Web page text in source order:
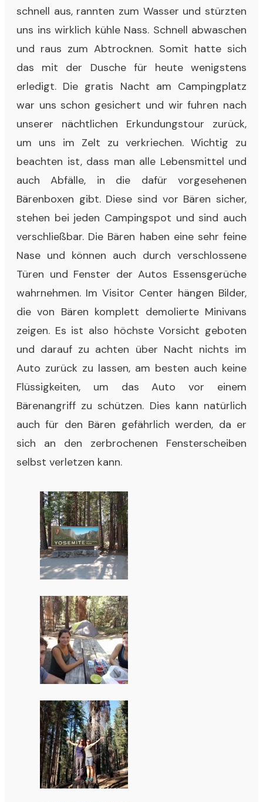
schnell aus, rannten zum Wasser und stürzten
uns ins wirklich kühle Nass. Schnell abwaschen
und raus zum Abtrocknen. Somit hatte sich
das mit der Dusche für heute wenigstens
erledigt. Die gratis Nacht am Campingplatz
war uns schon gesichert und wir fuhren nach
unserer nächtlichen Erkundungstour zurück,
um uns im Zelt zu verkriechen. Wichtig zu
beachten ist, dass man alle Lebensmittel und
auch Abfälle, in die dafür vorgesehenen
Bärenboxen gibt. Diese sind vor Bären sicher,
stehen bei jeden Campingspot und sind auch
verschließbar. Die Bären haben eine sehr feine
Nase und können auch durch verschlossene
Türen und Fenster der Autos Essensgerüche
wahrnehmen. Im Visitor Center hängen Bilder,
die von Bären komplett demolierte Minivans
zeigen. Es ist also höchste Vorsicht geboten
und darauf zu achten über Nacht nichts im
Auto zurück zu lassen, am besten auch keine
Flüssigkeiten, um das Auto vor einem
Bärenangriff zu schützen. Dies kann natürlich
auch für den Bären gefährlich werden, da er
sich an den zerbrochenen Fensterscheiben
selbst verletzen kann.